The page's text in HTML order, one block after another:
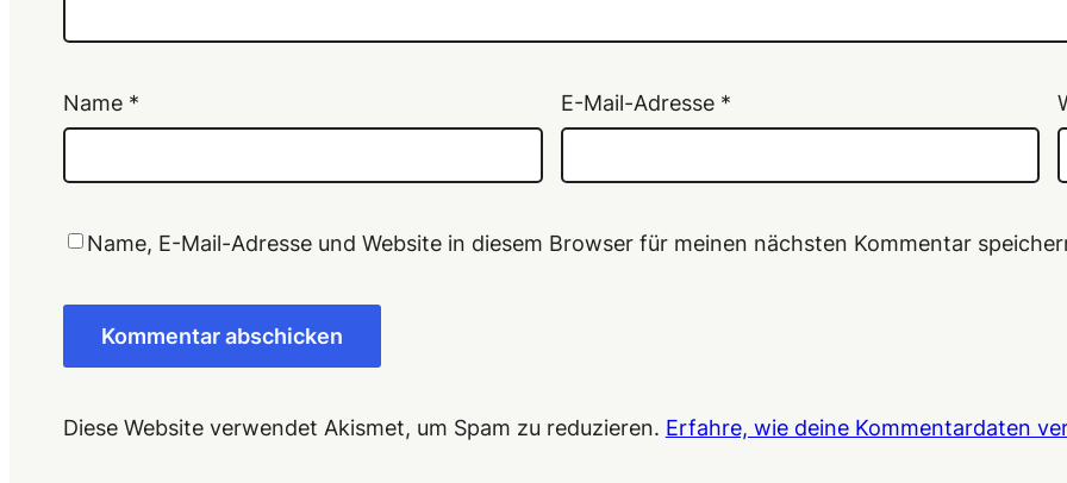
Name * E-Mail-Adresse *
Name, E-Mail-Adresse und Website in diesem Browser für meinen nächsten Kommentar
Diese Website verwendet Akismet, um Spam zu reduzieren. Erfahre, wie deine Kommentardaten